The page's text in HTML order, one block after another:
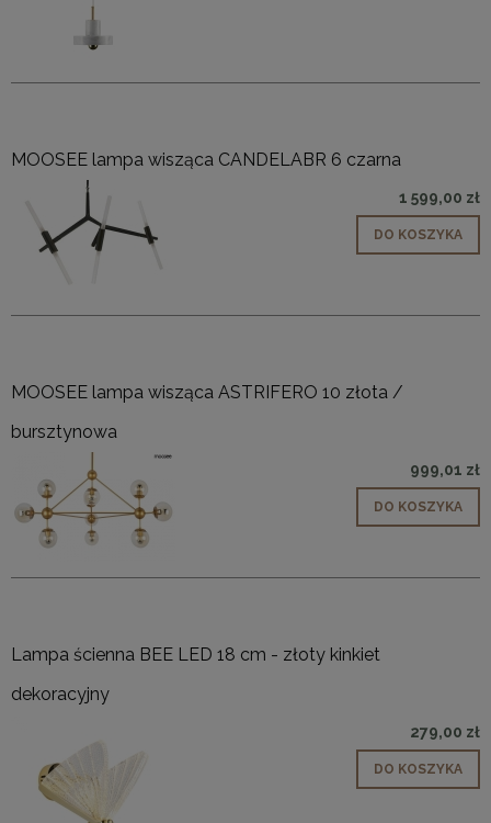
MOOSEE lampa wisząca CANDELABR 6 czarna
1 599,00 zł
DO KOSZYKA
MOOSEE lampa wisząca ASTRIFERO 10 złota /
bursztynowa
999,01 zł
DO KOSZYKA
Lampa ścienna BEE LED 18 cm - złoty kinkiet
dekoracyjny
279,00 zł
DO KOSZYKA